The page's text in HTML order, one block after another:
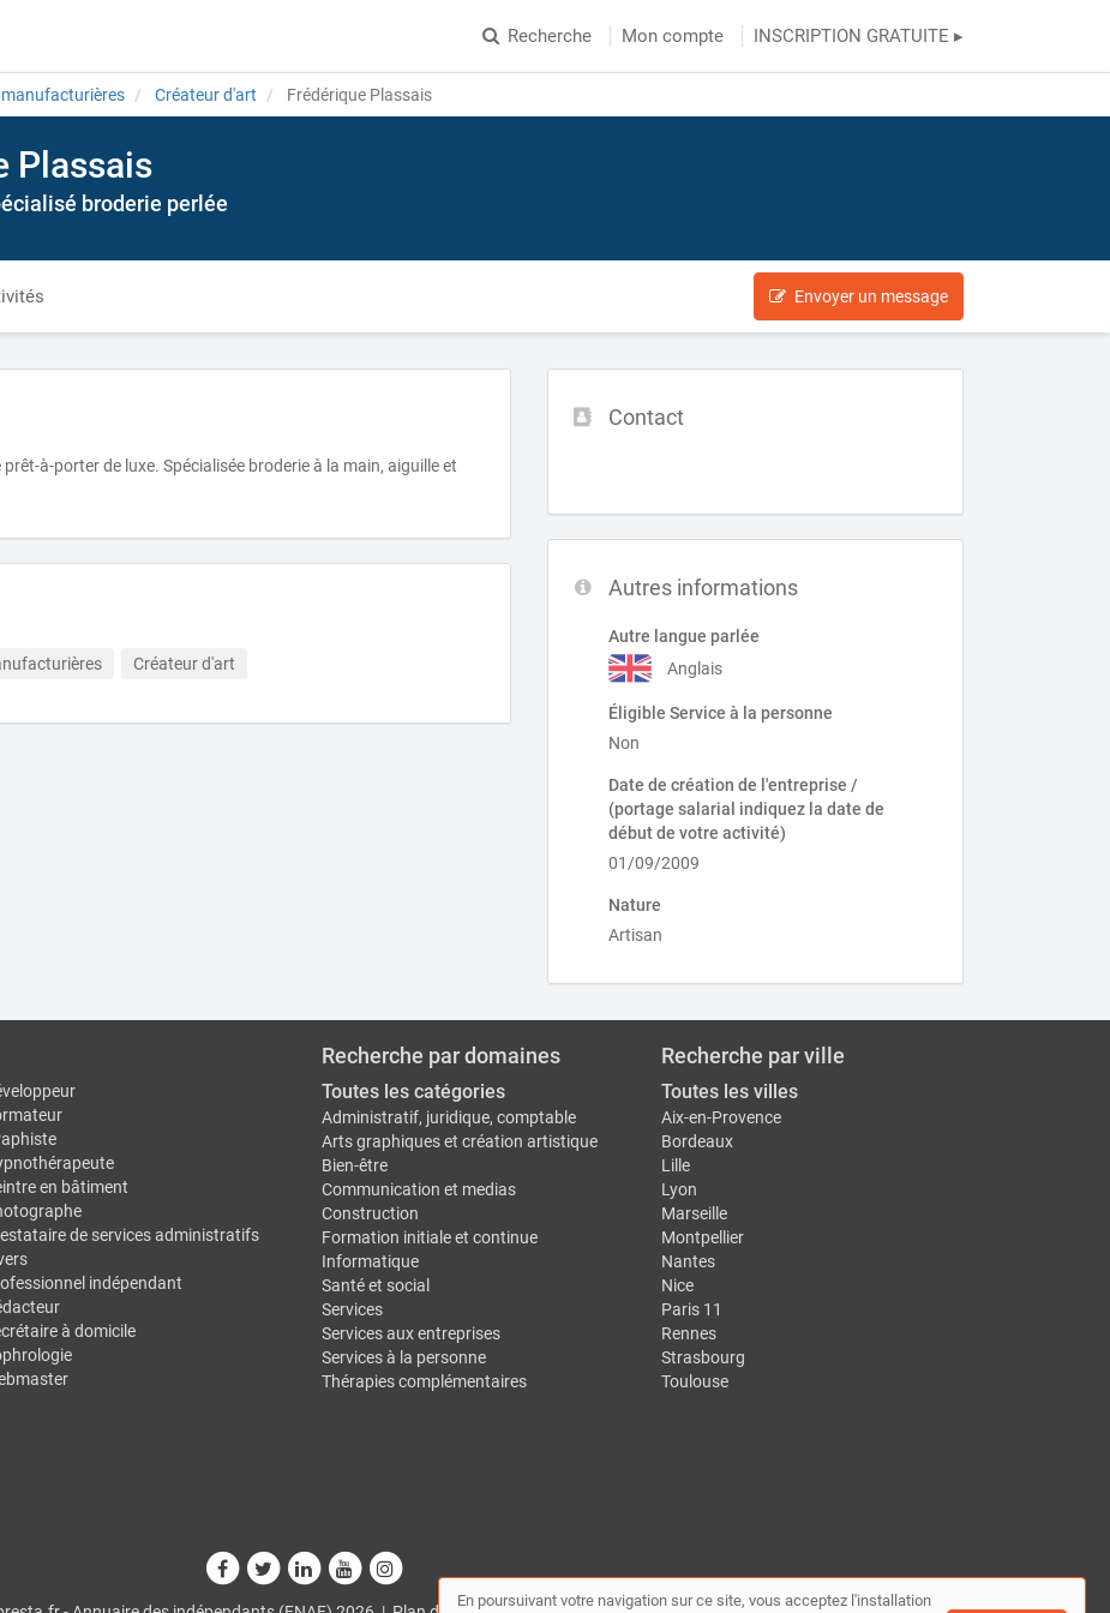
Recherche Mon compte INSCRIPTION GRATUITE ▸
Créateur d'art Frédérique Plassais
Plassais
broderie perlée
Envoyer un message
Contact
Autres informations
Autre langue parlée
Anglais
Éligible Service à la personne
Non
Date de création de l'entreprise /
(portage salarial indiquez la date de
début de votre activité)
01/09/2009
Nature
Artisan
à-porter de luxe. Spécialisée broderie à la main, aiguille et
Créateur d'art
en bâtiment
de services administratifs
indépendant
à domicile
Recherche par domaines
Toutes les catégories
Administratif, juridique, comptable
Arts graphiques et création artistique
Bien-être
Communication et medias
Construction
Formation initiale et continue
Informatique
Santé et social
Services
Services aux entreprises
Services à la personne
Thérapies complémentaires
Recherche par ville
Toutes les villes
Aix-en-Provence
Bordeaux
Lille
Lyon
Marseille
Montpellier
Nantes
Nice
Paris 11
Rennes
Strasbourg
Toulouse
En poursuivant votre navigation sur ce site, vous acceptez l'installation